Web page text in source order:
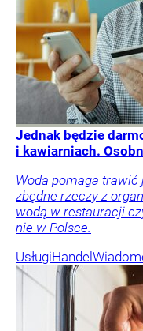
Jednak będzie
i kawiarniach.
Woda pomaga trawić
zbędne rzeczy z
wodą w restauracji
nie w Polsce.
UsługiHandel